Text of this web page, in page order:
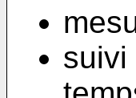
suivi